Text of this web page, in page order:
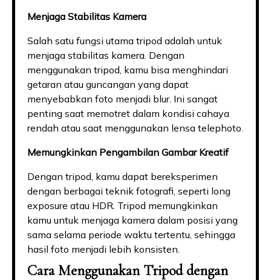
Menjaga Stabilitas Kamera
Salah satu fungsi utama tripod adalah untuk
menjaga stabilitas kamera. Dengan
menggunakan tripod, kamu bisa menghindari
getaran atau guncangan yang dapat
menyebabkan foto menjadi blur. Ini sangat
penting saat memotret dalam kondisi cahaya
rendah atau saat menggunakan lensa telephoto.
Memungkinkan Pengambilan Gambar Kreatif
Dengan tripod, kamu dapat bereksperimen
dengan berbagai teknik fotografi, seperti long
exposure atau HDR. Tripod memungkinkan
kamu untuk menjaga kamera dalam posisi yang
sama selama periode waktu tertentu, sehingga
hasil foto menjadi lebih konsisten.
Cara Menggunakan Tripod dengan